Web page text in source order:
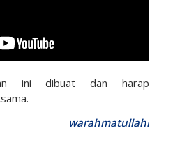
ini dibuat dan harap
warahmatullahi